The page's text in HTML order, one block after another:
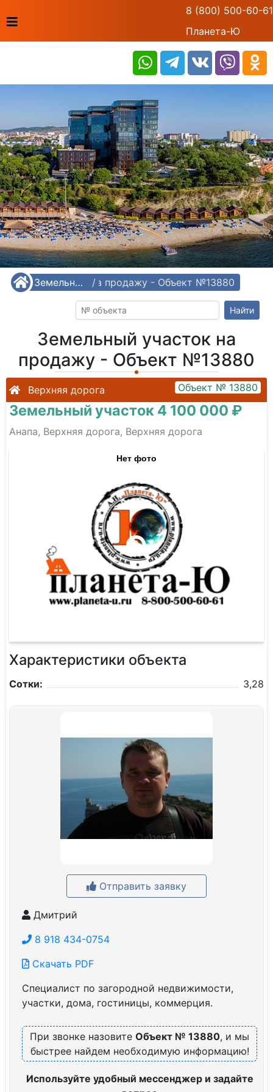
8 (800) 500-60-61
Планета-Ю
/ Земельные участки /
участок на продажу - Объект №13880
Найти
Земельный участок на
продажу - Объект №13880
Верхняя дорога Объект № 13880
Земельный участок 4 100 000 ₽
Анапа, Верхняя дорога, Верхняя дорога
Нет фото
Характеристики объекта
Сотки: 3,28
Отправить заявку
Дмитрий
8 918 434-0754
Скачать PDF
Специалист по загородной недвижимости,
участки, дома, гостиницы, коммерция.
При звонке назовите Объект № 13880, и мы
быстрее найдем необходимую информацию!
Используйте удобный мессенджер и задайте